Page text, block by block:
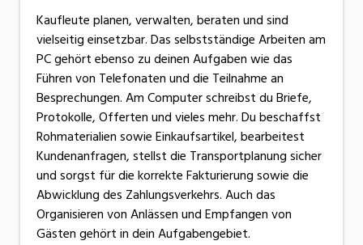
Kaufleute planen, verwalten, beraten und sind
vielseitig einsetzbar. Das selbstständige Arbeiten am
PC gehört ebenso zu deinen Aufgaben wie das
Führen von Telefonaten und die Teilnahme an
Besprechungen. Am Computer schreibst du Briefe,
Protokolle, Offerten und vieles mehr. Du beschaffst
Rohmaterialien sowie Einkaufsartikel, bearbeitest
Kundenanfragen, stellst die Transportplanung sicher
und sorgst für die korrekte Fakturierung sowie die
Abwicklung des Zahlungsverkehrs. Auch das
Organisieren von Anlässen und Empfangen von
Gästen gehört in dein Aufgabengebiet.